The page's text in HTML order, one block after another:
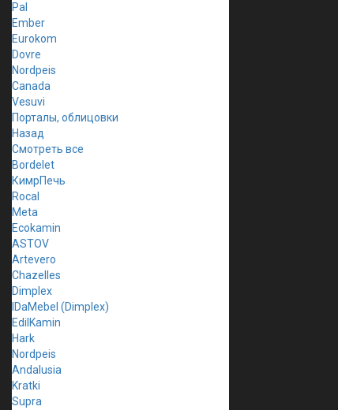
Pal
Ember
Eurokom
Dovre
Nordpeis
Canada
Vesuvi
Порталы, облицовки
Назад
Смотреть все
Bordelet
КимрПечь
Rocal
Meta
Ecokamin
ASTOV
Artevero
Chazelles
Dimplex
IDaMebel (Dimplex)
EdilKamin
Hark
Nordpeis
Andalusia
Kratki
Supra